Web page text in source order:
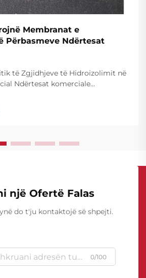
Membranat e
Përbasmeve Ndërtesat
të Zgjidhjeve të Hidroizolimit në
Ndërtesat komerciale
fortë kundër dëmeve nga uji,
e tyre nën nivelin e tokës.
një Ofertë Falas
do t'ju kontaktojë së shpejti.
0/100